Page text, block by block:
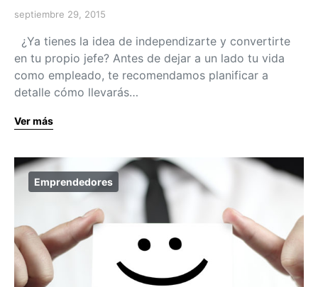
septiembre 29, 2015
¿Ya tienes la idea de independizarte y convertirte
en tu propio jefe? Antes de dejar a un lado tu vida
como empleado, te recomendamos planificar a
detalle cómo llevarás…
Ver más
Emprendedores